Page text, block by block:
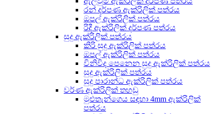
රන් දර්පණ ඇක්රිලික් පත්රය
ඔපල් ඇක්රිලික් පත්රය
රිදී ඇක්රිලික් දර්පණ පත්රය
සුදු ඇක්රිලික් පත්රය
කිරි සුදු ඇක්රිලික් පත්රය
ඔපල් ඇක්රිලික් පත්රය
විනිවිද පෙනෙන සුදු ඇක්රිලික් පත්රය
සුදු ඇක්රිලික් පත්රය
සුදු පාරාන්ධ ඇක්රිලික් පත්රය
වර්ණ ඇක්රිලික් තහඩු
මුළුතැන්ගෙය සඳහා 4mm ඇක්රිලික්
පත්රය